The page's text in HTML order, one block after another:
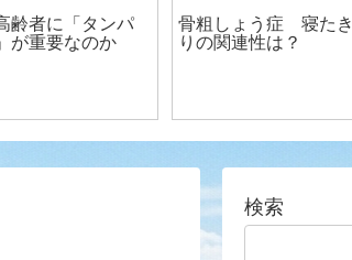
齢者に「タンパ
が重要なのか
骨粗しょう症 寝たき
りの関連性は？
検索